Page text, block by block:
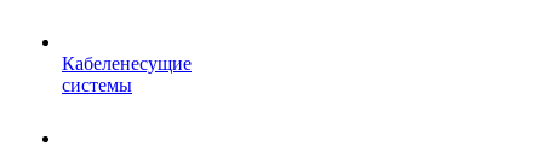
Кабеленесущие
системы